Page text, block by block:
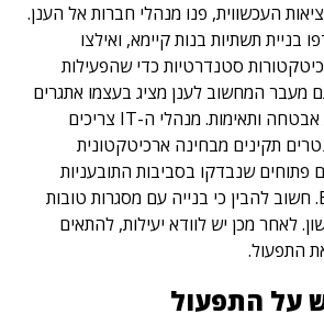
העכשווית, פנו מנהלי חברות אל הענן.
בניית תשתיות בנות קיימא, ואילצו
סטנדרטיות כדי שהפעילות
מעבר המחשוב לענן מציג בעצמו אתגרים
בנוגע לבעלות, בעיות אבטחה ותאימות. מנהלי ה-IT צריכים
תקינים מבחינה ארכיטקטונית
פתוחים שנבדקו בסביבות התובעניות
ביותר- EVPN ו-BPN. חשוב להבין כי בנייה עם מסגרות טובות
לאחר מכן יש לוודא יעילות, להתאים
התפעול.
על התפעול